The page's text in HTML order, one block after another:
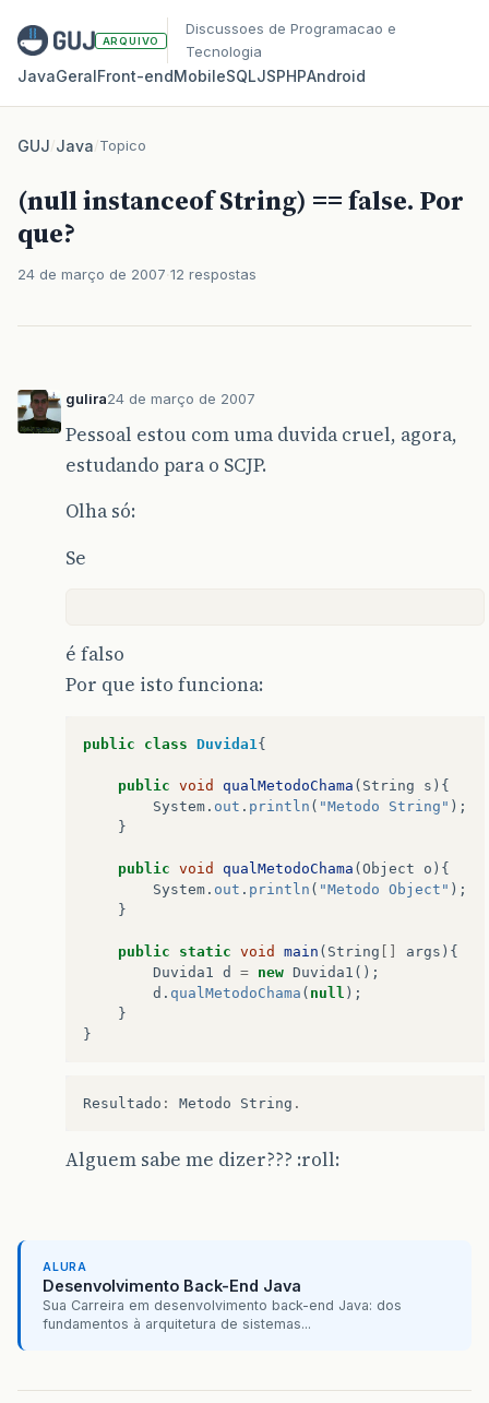
ARQUIVO
Discussoes de Programacao e
Tecnologia
JavaGeralFront‑endMobileSQLJSPHPAndroid
GUJ/Java/Topico
(null instanceof String) == false. Por
que?
24 de março de 2007 12 respostas
gulira24 de março de 2007
Pessoal estou com uma duvida cruel, agora,
estudando para o SCJP.
Olha só:
Se
é falso
Por que isto funciona:
public class Duvida1 {
public void qualMetodoChama ( String s ){
System . out . println ( "Metodo String" );
}
public void qualMetodoChama ( Object o ){
System . out . println ( "Metodo Object" );
}
public static void main ( String args ){
Duvida1
d = new Duvida1 ();
d . qualMetodoChama ( null );
}
}
Resultado : Metodo String .
Alguem sabe me dizer??? :roll:
ALURA
Desenvolvimento Back-End Java
Sua Carreira em desenvolvimento back-end Java: dos
fundamentos à arquitetura de sistemas...